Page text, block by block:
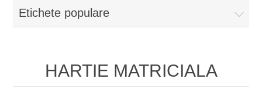
Etichete populare
HARTIE MATRICIALA